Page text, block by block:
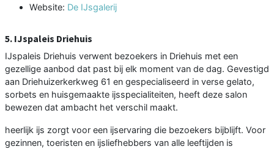
Website: De IJsgalerij
5. IJspaleis Driehuis
IJspaleis Driehuis verwent bezoekers in Driehuis met een
gezellige aanbod dat past bij elk moment van de dag. Gevestigd
aan Driehuizerkerkweg 61 en gespecialiseerd in verse gelato,
sorbets en huisgemaakte ijsspecialiteiten, heeft deze salon
bewezen dat ambacht het verschil maakt.
heerlijk ijs zorgt voor een ijservaring die bezoekers bijblijft. Voor
gezinnen, toeristen en ijsliefhebbers van alle leeftijden is